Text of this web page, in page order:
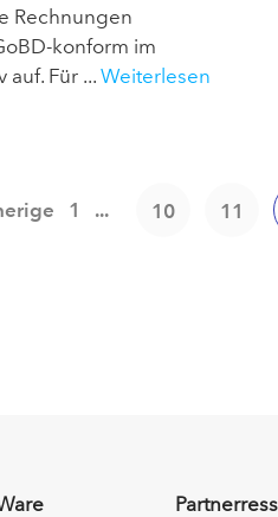
Rechnungen
konform im
Für ... Weiterlesen
1 ... 10 11